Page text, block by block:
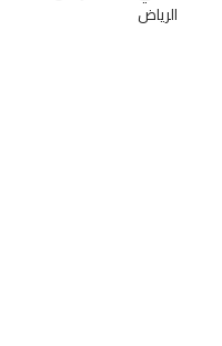
الرياض